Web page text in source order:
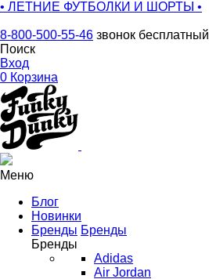
• ЛЕТНИЕ ФУТБОЛКИ И ШОРТЫ •
8-800-500-55-46 звонок бесплатный
Поиск
Вход
0 Корзина
Меню
Блог
Новинки
Бренды Бренды
Бренды
Adidas
Air Jordan